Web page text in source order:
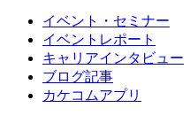
イベント・セミナー
イベントレポート
キャリアインタビュー
ブログ記事
カケコムアプリ